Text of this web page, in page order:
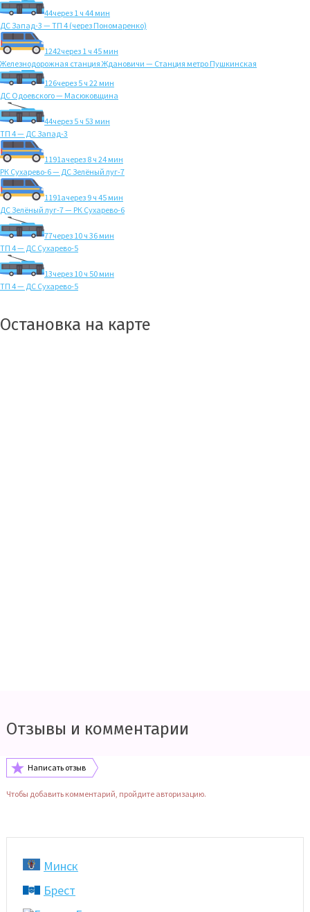
44через 1 ч 44 мин
ДС Запад-3 — ТП 4 (через Пономаренко)
1242через 1 ч 45 мин
Железнодорожная станция Ждановичи — Станция метро Пушкинская
126через 5 ч 22 мин
ДС Одоевского — Масюковщина
44через 5 ч 53 мин
ТП 4 — ДС Запад-3
1191ачерез 8 ч 24 мин
РК Сухарево-6 — ДС Зелёный луг-7
1191ачерез 9 ч 45 мин
ДС Зелёный луг-7 — РК Сухарево-6
77через 10 ч 36 мин
ТП 4 — ДС Сухарево-5
13через 10 ч 50 мин
ТП 4 — ДС Сухарево-5
Остановка на карте
Отзывы и комментарии
Написать отзыв
Чтобы добавить комментарий, пройдите авторизацию.
Минск
Брест